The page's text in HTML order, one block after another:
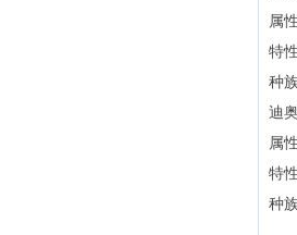
属
特
种
迪
属
特
种